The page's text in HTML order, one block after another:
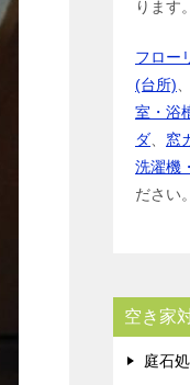
ります。
フロー
(台所)
室・浴
ダ
窓
洗濯機
ださい。
空き家
庭石